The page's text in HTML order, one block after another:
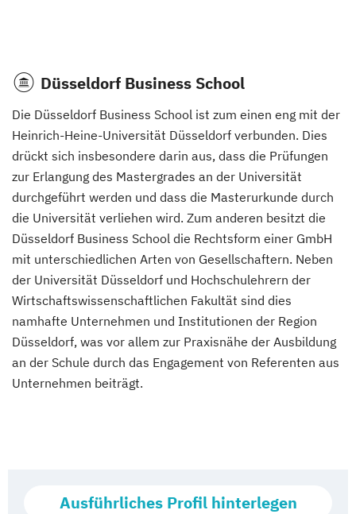
Düsseldorf Business School
Die Düsseldorf Business School ist zum einen eng mit der
Heinrich-Heine-Universität Düsseldorf verbunden. Dies
drückt sich insbesondere darin aus, dass die Prüfungen
zur Erlangung des Mastergrades an der Universität
durchgeführt werden und dass die Masterurkunde durch
die Universität verliehen wird. Zum anderen besitzt die
Düsseldorf Business School die Rechtsform einer GmbH
mit unterschiedlichen Arten von Gesellschaftern. Neben
der Universität Düsseldorf und Hochschulehrern der
Wirtschaftswissenschaftlichen Fakultät sind dies
namhafte Unternehmen und Institutionen der Region
Düsseldorf, was vor allem zur Praxisnähe der Ausbildung
an der Schule durch das Engagement von Referenten aus
Unternehmen beiträgt.
Ausführliches Profil hinterlegen